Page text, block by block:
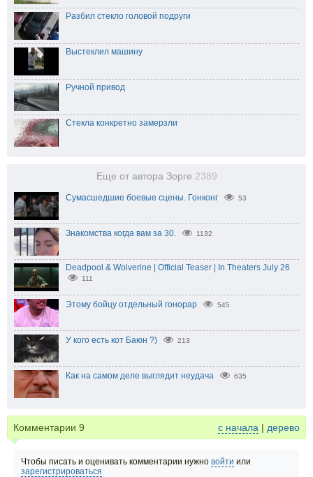
Разбил стекло головой подруги
Выстеклил машину
Ручной привод
Стекла конкретно замерзли
Еще от автора Зорге 2389
Сумасшедшие боевые сцены. Гонконг 53
Знакомства когда вам за 30. 1132
Deadpool & Wolverine | Official Teaser | In Theaters July 26
111
Этому бойцу отдельный гонорар 545
У кого есть кот Баюн ?) 213
Как на самом деле выглядит неудача 635
Комментарии 9 с начала | дерево
Чтобы писать и оценивать комментарии нужно войти или
зарегистрироваться